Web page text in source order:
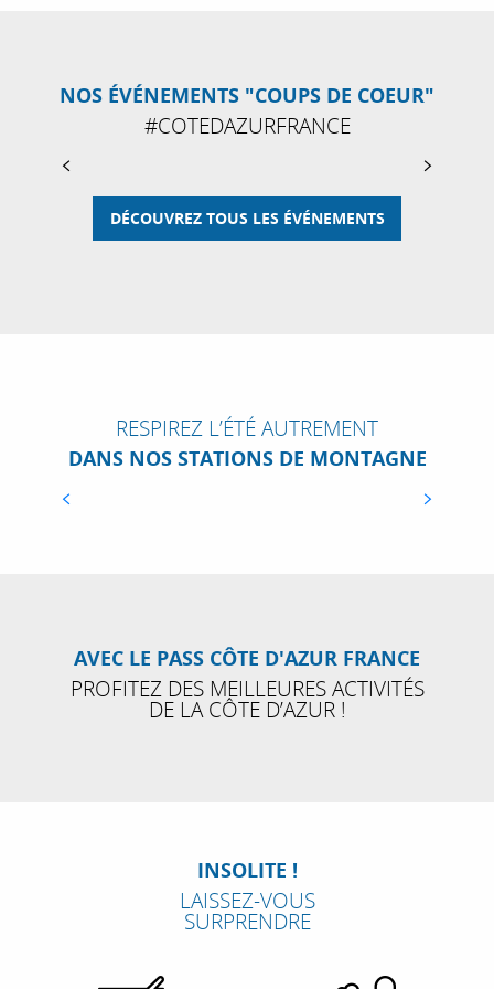
NOS ÉVÉNEMENTS "COUPS DE COEUR"
#COTEDAZURFRANCE
TOUR DE FRANCE FEMMES 2026
Les 8 et 9 août 2026, le Tour de France Femmes
Côte d’Azur. Après une arrivée depuis Sisteron,
Nice accueillera l’étape finale...
DÉCOUVREZ TOUS LES ÉVÉNEMENTS
RESPIREZ L’ÉTÉ AUTREMENT
DANS NOS STATIONS DE MONTAGNE
5 BONNES RAISONS DE PROFITER DE LA
AVEC LE PASS CÔTE D'AZUR FRANCE
PROFITEZ DES MEILLEURES ACTIVITÉS
DE LA CÔTE D’AZUR !
RÉSERVEZ !
INSOLITE !
LAISSEZ-VOUS
SURPRENDRE